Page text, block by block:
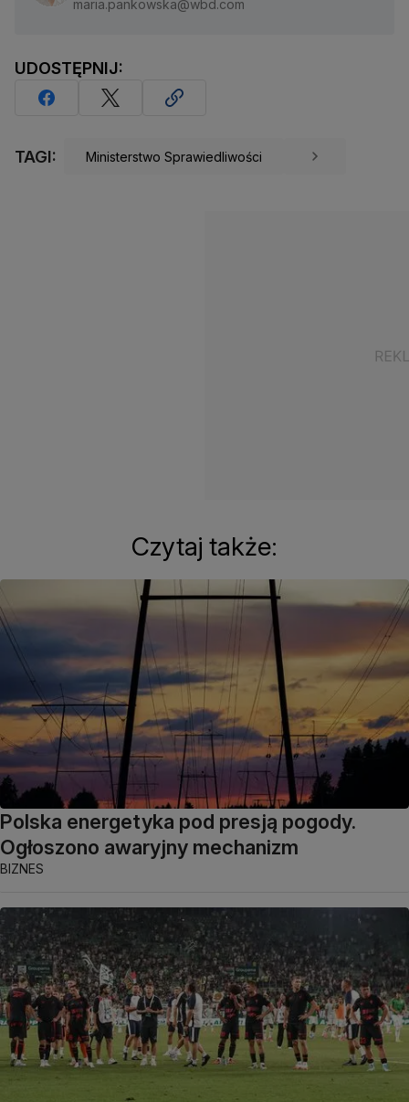
maria.pankowska@wbd.com
UDOSTĘPNIJ:
TAGI: Ministerstwo Sprawiedliwości
Czytaj także:
Polska energetyka pod presją pogody.
Ogłoszono awaryjny mechanizm
BIZNES